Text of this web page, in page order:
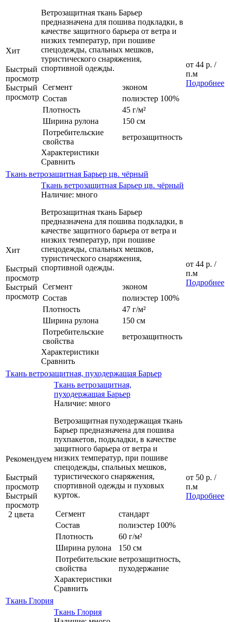
Хит
Быстрый
просмотр
Быстрый
просмотр
Ветрозащитная ткань Барьер
предназначена для пошива подкладки, в
качестве защитного барьера от ветра и
низких температур, при пошиве
спецодежды, спальных мешков,
туристического снаряжения,
спортивной одежды.
Сегмент
эконом
Состав
полиэстер 100%
Плотность
45 г/м²
Ширина рулона
150 см
Потребительские
свойства
ветрозащитность
Характеристики
Сравнить
от 44 р. /
п.м
Подробнее
Ткань ветрозащитная Барьер цв. чёрный
Хит
Быстрый
просмотр
Быстрый
просмотр
Ткань ветрозащитная Барьер цв. чёрный
Наличие: много
Ветрозащитная ткань Барьер
предназначена для пошива подкладки, в
качестве защитного барьера от ветра и
низких температур, при пошиве
спецодежды, спальных мешков,
туристического снаряжения,
спортивной одежды.
Сегмент
эконом
Состав
полиэстер 100%
Плотность
47 г/м²
Ширина рулона
150 см
Потребительские
свойства
ветрозащитность
Характеристики
Сравнить
от 44 р. /
п.м
Подробнее
Ткань ветрозащитная, пуходержащая Барьер
Рекомендуем
Быстрый
просмотр
Быстрый
просмотр
2 цвета
Ткань ветрозащитная,
пуходержащая Барьер
Наличие: много
Ветрозащитная пуходержащая ткань
Барьер предназначена для пошива
пухпакетов, подкладки, в качестве
защитного барьера от ветра и
низких температур, при пошиве
спецодежды, спальных мешков,
туристического снаряжения,
спортивной одежды и пуховых
курток.
Сегмент
стандарт
Состав
полиэстер 100%
Плотность
60 г/м²
Ширина рулона
150 см
Потребительские
свойства
ветрозащитность,
пуходержание
Характеристики
Сравнить
от 50 р. /
п.м
Подробнее
Ткань Глория
Ткань Глория